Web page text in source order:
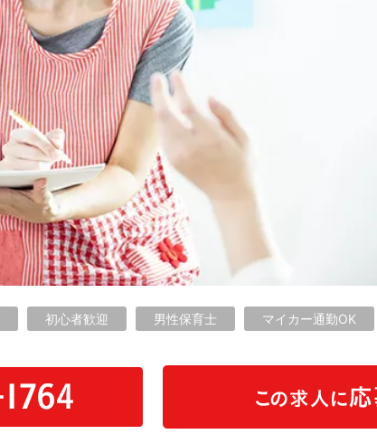
初心者歓迎 男性保育士 マイカー通勤OK
小規模保育園